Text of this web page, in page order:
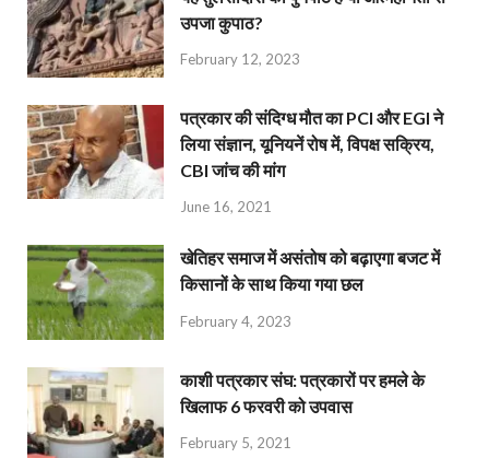
उपजा कुपाठ?
February 12, 2023
पत्रकार की संदिग्ध मौत का PCI और EGI ने
लिया संज्ञान, यूनियनें रोष में, विपक्ष सक्रिय,
CBI जांच की मांग
June 16, 2021
खेतिहर समाज में असंतोष को बढ़ाएगा बजट में
किसानों के साथ किया गया छल
February 4, 2023
काशी पत्रकार संघ: पत्रकारों पर हमले के
खिलाफ 6 फरवरी को उपवास
February 5, 2021